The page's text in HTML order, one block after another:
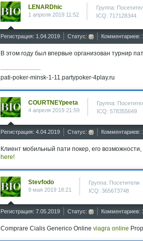
LENARDhic
1 апреля 2019 11:52
Группа:
ICQ: 717128344
Регистрация: 1.04.2019 Статус: Комментариев: 1
В этом году был впервые организован турнир
--------------------
pati-poker-minsk-1-11.partypoker-4play.ru
COURTNEYpeeta
4 апреля 2019 21:59
Группа:
ICQ: 578355649
Регистрация: 4.04.2019 Статус: Комментариев: 1
Клиент мобильный пати покер, его
here!
Stevfodo
9 мая 2019 18:21
Группа: Посетители
ICQ: 365673748
Регистрация: 7.05.2019 Статус: Комментариев:
Comprare Cialis Generico Online viagra online